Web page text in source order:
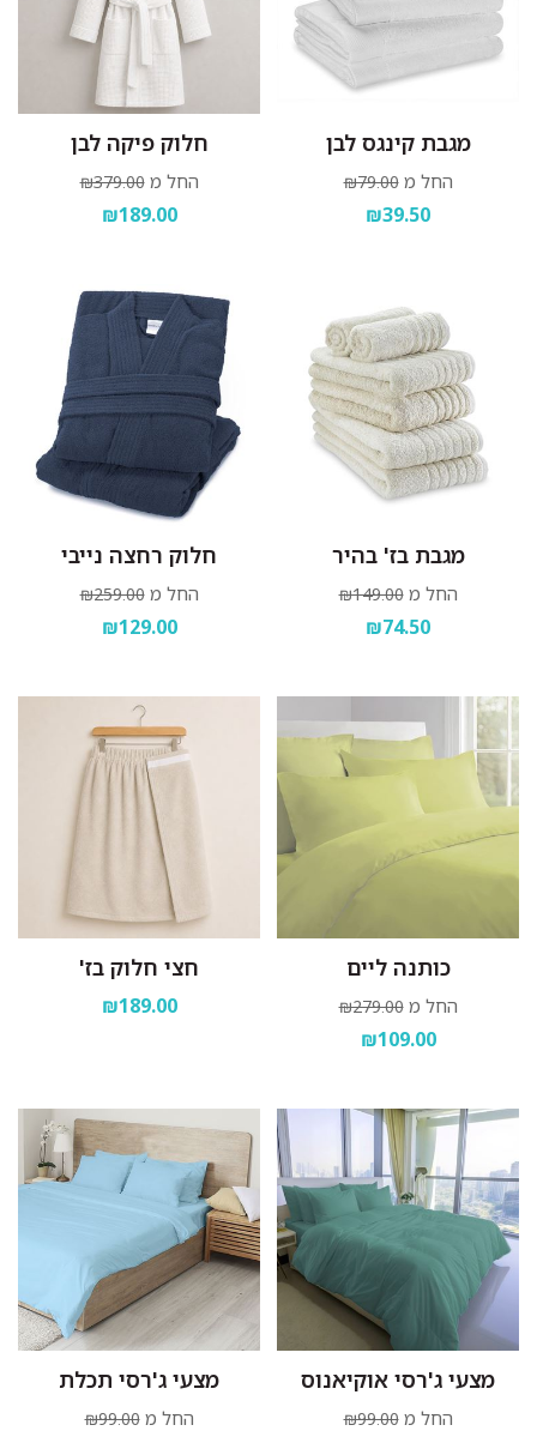
מגבת קינגס לבן
החל מ ₪79.00
₪39.50
חלוק פיקה לבן
החל מ ₪379.00
₪189.00
מגבת בז' בהיר
החל מ ₪149.00
₪74.50
חלוק רחצה נייבי
החל מ ₪259.00
₪129.00
כותנה ליים
החל מ ₪279.00
₪109.00
חצי חלוק בז'
₪189.00
מצעי ג'רסי אוקיאנוס
החל מ ₪99.00
מצעי ג'רסי תכלת
החל מ ₪99.00